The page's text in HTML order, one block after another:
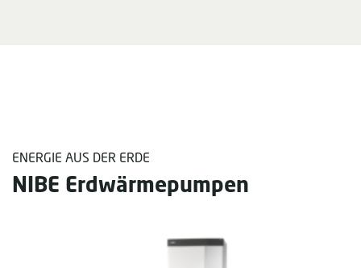
ENERGIE AUS DER ERDE
NIBE Erdwärmepumpen